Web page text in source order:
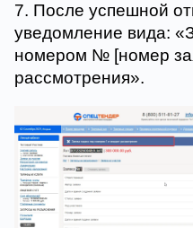
7. После успешной
уведомление вида:
номером № [номер
рассмотрения».